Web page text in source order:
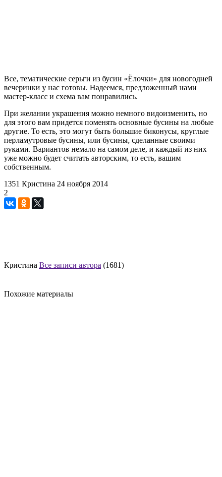
Все, тематические серьги из бусин «Ёлочки» для новогодней
вечеринки у нас готовы. Надеемся, предложенный нами
мастер-класс и схема вам понравились.
При желании украшения можно немного видоизменить, но
для этого вам придется поменять основные бусины на любые
другие. То есть, это могут быть большие биконусы, круглые
перламутровые бусины, или бусины, сделанные своими
руками. Вариантов немало на самом деле, и каждый из них
уже можно будет считать авторским, то есть, вашим
собственным.
1351 Кристина 24 ноября 2014
2
Кристина Все записи автора (1681)
Похожие материалы